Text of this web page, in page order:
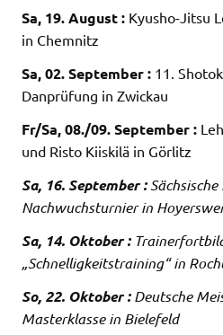
Sa, 19. August : Kyusho-Jitsu
in Chemnitz
Sa, 02. September : 11.
Danprüfung in Zwickau
Fr/Sa, 08./09. September :
und Risto Kiiskilä in Görlitz
Sa, 16. September :Sächsische
Nachwuchsturnier in
Sa, 14. Oktober :
„Schnelligkeitstraining“ in
So, 22. Oktober :Deutsche
Masterklasse in Bielefeld